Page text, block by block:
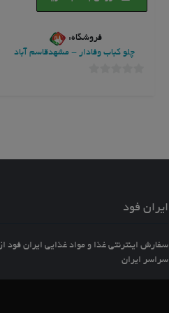
فروشگاه:
چلو کباب وفادار - مشهدقاسم آباد
ایران فود
سفارش اینترنتی غذا و مواد غذایی ایران فود از
سراسر ایران